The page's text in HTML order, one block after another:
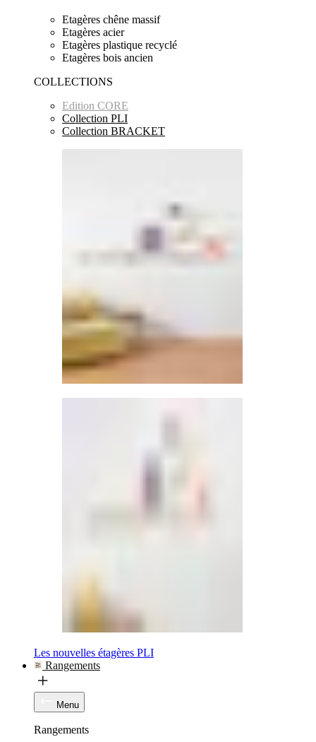
Etagères chêne massif
Etagères acier
Etagères plastique recyclé
Etagères bois ancien
COLLECTIONS
Edition CORE
Collection PLI
Collection BRACKET
Les nouvelles étagères PLI
Rangements
Menu
Rangements